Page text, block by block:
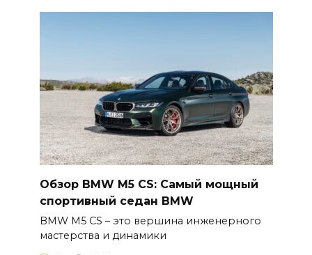
Обзор BMW M5 CS: Самый мощный
спортивный седан BMW
BMW M5 CS – это вершина инженерного
мастерства и динамики